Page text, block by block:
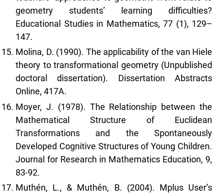
geometry students’ learning difficulties?
Educational Studies in Mathematics, 77 (1), 129–
147.
Molina, D. (1990). The applicability of the van Hiele
theory to transformational geometry (Unpublished
doctoral dissertation). Dissertation Abstracts
Online, 417A.
Moyer, J. (1978). The Relationship between the
Mathematical Structure of Euclidean
Transformations and the Spontaneously
Developed Cognitive Structures of Young Children.
Journal for Research in Mathematics Education, 9,
83-92.
Muthén, L., & Muthén, B. (2004). Mplus User’s